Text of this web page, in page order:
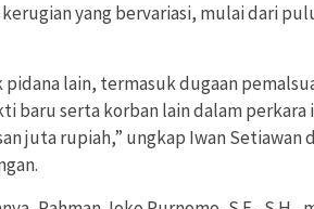
yang bervariasi, mulai dari
lain, termasuk dugaan
baru serta korban lain dalam perkara
juta rupiah,” ungkap Iwan Setiawan